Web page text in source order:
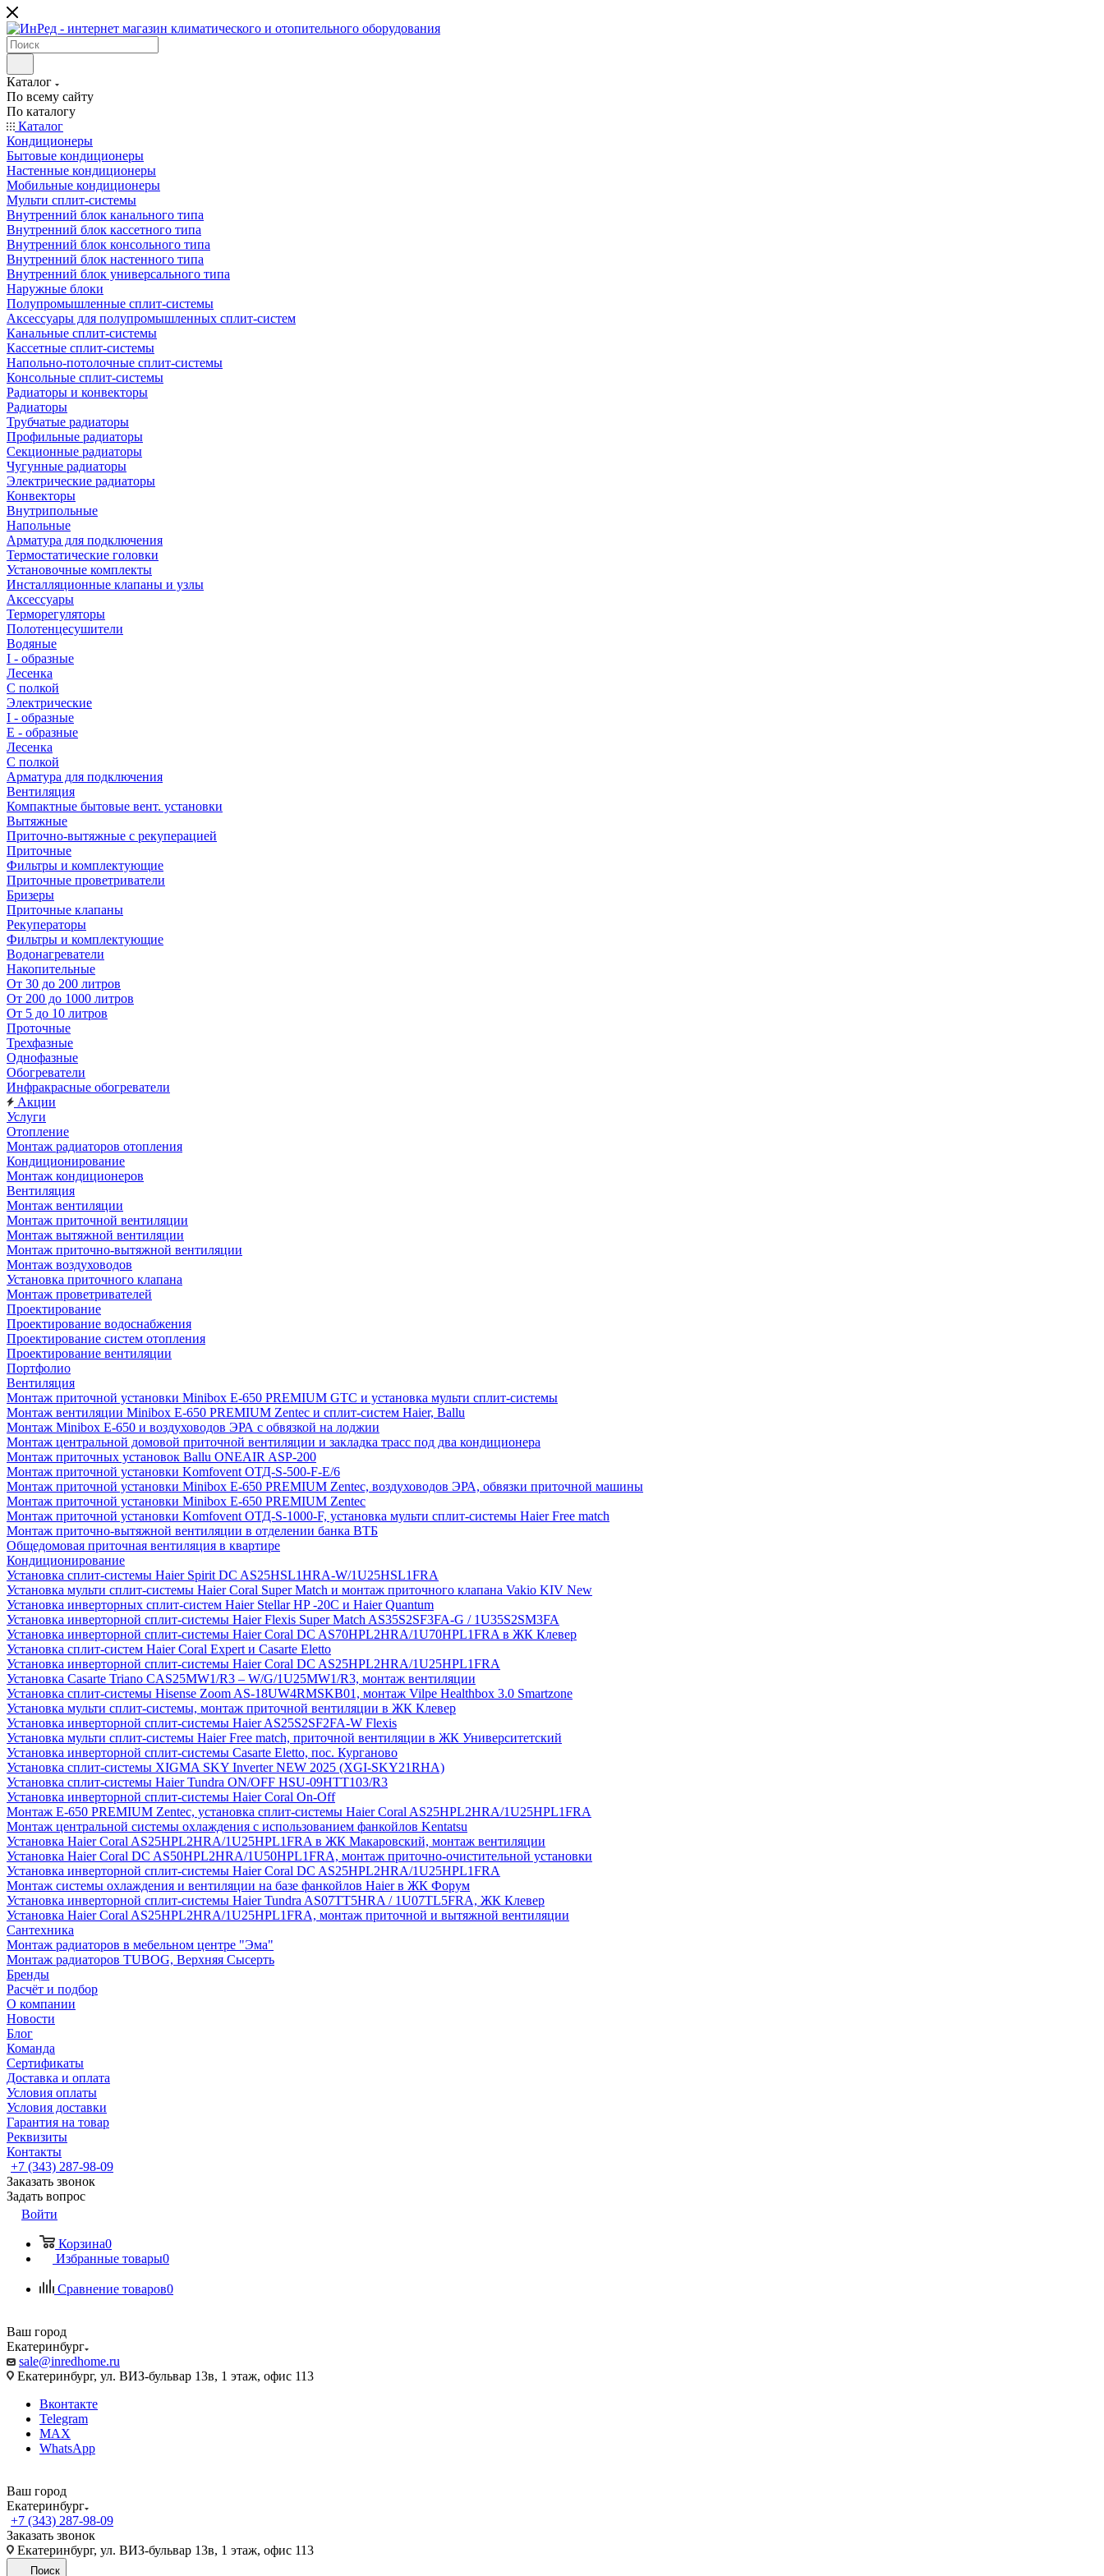
Каталог
По всему сайту
По каталогу
Каталог
Кондиционеры
Бытовые кондиционеры
Настенные кондиционеры
Мобильные кондиционеры
Мульти сплит-системы
Внутренний блок канального типа
Внутренний блок кассетного типа
Внутренний блок консольного типа
Внутренний блок настенного типа
Внутренний блок универсального типа
Наружные блоки
Полупромышленные сплит-системы
Аксессуары для полупромышленных сплит-систем
Канальные сплит-системы
Кассетные сплит-системы
Напольно-потолочные сплит-системы
Консольные сплит-системы
Радиаторы и конвекторы
Радиаторы
Трубчатые радиаторы
Профильные радиаторы
Секционные радиаторы
Чугунные радиаторы
Электрические радиаторы
Конвекторы
Внутрипольные
Напольные
Арматура для подключения
Термостатические головки
Установочные комплекты
Инсталляционные клапаны и узлы
Аксессуары
Терморегуляторы
Полотенцесушители
Водяные
I - образные
Лесенка
С полкой
Электрические
I - образные
E - образные
Лесенка
С полкой
Арматура для подключения
Вентиляция
Компактные бытовые вент. установки
Вытяжные
Приточно-вытяжные с рекуперацией
Приточные
Фильтры и комплектующие
Приточные проветриватели
Бризеры
Приточные клапаны
Рекуператоры
Фильтры и комплектующие
Водонагреватели
Накопительные
От 30 до 200 литров
От 200 до 1000 литров
От 5 до 10 литров
Проточные
Трехфазные
Однофазные
Обогреватели
Инфракрасные обогреватели
Акции
Услуги
Отопление
Монтаж радиаторов отопления
Кондиционирование
Монтаж кондиционеров
Вентиляция
Монтаж вентиляции
Монтаж приточной вентиляции
Монтаж вытяжной вентиляции
Монтаж приточно-вытяжной вентиляции
Монтаж воздуховодов
Установка приточного клапана
Монтаж проветривателей
Проектирование
Проектирование водоснабжения
Проектирование систем отопления
Проектирование вентиляции
Портфолио
Вентиляция
Монтаж приточной установки Minibox E-650 PREMIUM GTC и установка мульти сплит-системы
Монтаж вентиляции Minibox E-650 PREMIUM Zentec и сплит-систем Haier, Ballu
Монтаж Minibox E-650 и воздуховодов ЭРА с обвязкой на лоджии
Монтаж центральной домовой приточной вентиляции и закладка трасс под два кондиционера
Монтаж приточных установок Ballu ONEAIR ASP-200
Монтаж приточной установки Komfovent ОТД-S-500-F-E/6
Монтаж приточной установки Minibox E-650 PREMIUM Zentec, воздуховодов ЭРА, обвязки приточной машины
Монтаж приточной установки Minibox E-650 PREMIUM Zentec
Монтаж приточной установки Komfovent ОТД-S-1000-F, установка мульти сплит-системы Haier Free match
Монтаж приточно-вытяжной вентиляции в отделении банка ВТБ
Общедомовая приточная вентиляция в квартире
Кондиционирование
Установка сплит-системы Haier Spirit DC AS25HSL1HRA-W/1U25HSL1FRA
Установка мульти сплит-системы Haier Coral Super Match и монтаж приточного клапана Vakio KIV New
Установка инверторных сплит-систем Haier Stellar HP -20С и Haier Quantum
Установка инверторной сплит-системы Haier Flexis Super Match AS35S2SF3FA-G / 1U35S2SM3FA
Установка инверторной сплит-системы Haier Coral DC AS70HPL2HRA/1U70HPL1FRA в ЖК Клевер
Установка сплит-систем Haier Coral Expert и Casarte Eletto
Установка инверторной сплит-системы Haier Coral DC AS25HPL2HRA/1U25HPL1FRA
Установка Casarte Triano CAS25MW1/R3 – W/G/1U25MW1/R3, монтаж вентиляции
Установка сплит-системы Hisense Zoom AS-18UW4RMSKB01, монтаж Vilpe Healthbox 3.0 Smartzone
Установка мульти сплит-системы, монтаж приточной вентиляции в ЖК Клевер
Установка инверторной сплит-системы Haier AS25S2SF2FA-W Flexis
Установка мульти сплит-системы Haier Free match, приточной вентиляции в ЖК Университетский
Установка инверторной сплит-системы Casarte Eletto, пос. Курганово
Установка сплит-системы XIGMA SKY Inverter NEW 2025 (XGI-SKY21RHA)
Установка сплит-системы Haier Tundra ON/OFF HSU-09HTT103/R3
Установка инверторной сплит-системы Haier Coral On-Off
Монтаж E-650 PREMIUM Zentec, установка сплит-системы Haier Coral AS25HPL2HRA/1U25HPL1FRA
Монтаж центральной системы охлаждения с использованием фанкойлов Kentatsu
Установка Haier Coral AS25HPL2HRA/1U25HPL1FRA в ЖК Макаровский, монтаж вентиляции
Установка Haier Coral DC AS50HPL2HRA/1U50HPL1FRA, монтаж приточно-очистительной установки
Установка инверторной сплит-системы Haier Coral DC AS25HPL2HRA/1U25HPL1FRA
Монтаж системы охлаждения и вентиляции на базе фанкойлов Haier в ЖК Форум
Установка инверторной сплит-системы Haier Tundra AS07TT5HRA / 1U07TL5FRA, ЖК Клевер
Установка Haier Coral AS25HPL2HRA/1U25HPL1FRA, монтаж приточной и вытяжной вентиляции
Сантехника
Монтаж радиаторов в мебельном центре "Эма"
Монтаж радиаторов TUBOG, Верхняя Сысерть
Бренды
Расчёт и подбор
О компании
Новости
Блог
Команда
Сертификаты
Доставка и оплата
Условия оплаты
Условия доставки
Гарантия на товар
Реквизиты
Контакты
+7 (343) 287-98-09
Заказать звонок
Задать вопрос
Войти
Корзина0
Избранные товары0
Сравнение товаров0
Ваш город
Екатеринбург
sale@inredhome.ru
Екатеринбург, ул. ВИЗ-бульвар 13в, 1 этаж, офис 113
Вконтакте
Telegram
MAX
WhatsApp
Ваш город
Екатеринбург
+7 (343) 287-98-09
Заказать звонок
Екатеринбург, ул. ВИЗ-бульвар 13в, 1 этаж, офис 113
Поиск